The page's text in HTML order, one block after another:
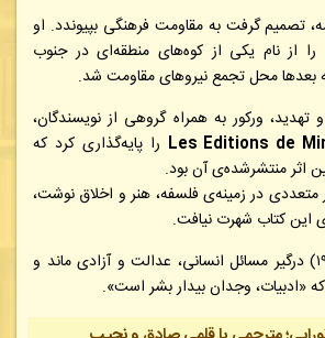
تصمیم گرفت به مقاومت فرهنگی بپیوندد. او
را از نام یکی از کوه‌های منطقه‌ای در جنوب
بعدها محل تجمع نیروهای مقاومت شد.
ورکور به همراه گروهی از نویسندگان،
Les Éditions de را پایه‌گذاری کرد که
اثر منتشرشده‌ی آن بود.
متعددی در زمینه‌ی فلسفه، هنر و اخلاق نوشت،
این کتاب شهرت نیافت.
ورکور تا پایان عمر (۱۹۹۱) درگیر مسائل انسانی، عدالت و آزادی ماند و
که «ادبیات، وجدان بیدار بشر است».